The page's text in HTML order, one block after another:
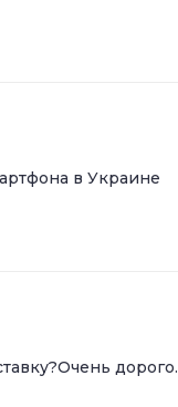
в Украине
дорого.